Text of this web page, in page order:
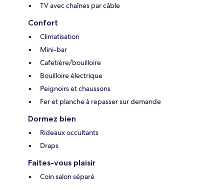
TV avec chaînes par câble
Confort
Climatisation
Mini-bar
Cafetière/bouilloire
Bouilloire électrique
Peignoirs et chaussons
Fer et planche à repasser sur demande
Dormez bien
Rideaux occultants
Draps
Faites-vous plaisir
Coin salon séparé